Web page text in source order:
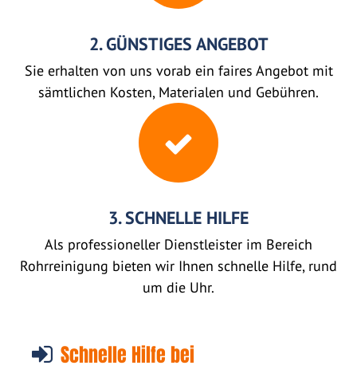
2. GÜNSTIGES ANGEBOT
Sie erhalten von uns vorab ein faires Angebot mit
sämtlichen Kosten, Materialen und Gebühren.
3. SCHNELLE HILFE
Als professioneller Dienstleister im Bereich
Rohrreinigung bieten wir Ihnen schnelle Hilfe, rund
um die Uhr.
Schnelle Hilfe bei